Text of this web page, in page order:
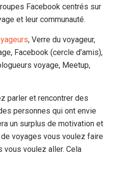
Facebook centrés sur
et leur communauté.
, Verre du voyageur,
Facebook (cercle d’amis),
voyage, Meetup,
parler et rencontrer des
personnes qui ont envie
un surplus de motivation et
voyages vous voulez faire
voulez aller. Cela